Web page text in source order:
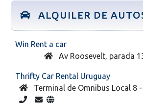
ALQUILER DE
Win Rent a car
Av Roosevelt, parada
Thrifty Car Rental Uruguay
Terminal de Omnibus Local 8